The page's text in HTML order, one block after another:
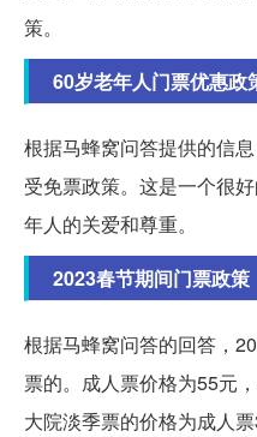
策。
60岁老年人门票优惠政
根据马蜂窝问答提供的信
受免票政策。这是一个很
年人的关爱和尊重。
2023春节期间门票政策
根据马蜂窝问答的回答，
票的。成人票价格为55元
大院淡季票的价格为成人